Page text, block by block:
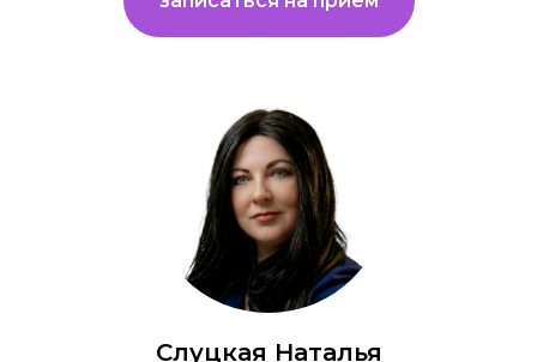
Слуцкая Наталья